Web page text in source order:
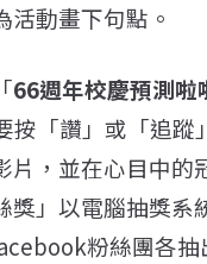
活動畫下句點。
66週年校慶預測啦
按「讚」或「追
片，並在心目中
獎」以電腦抽獎
粉絲團各